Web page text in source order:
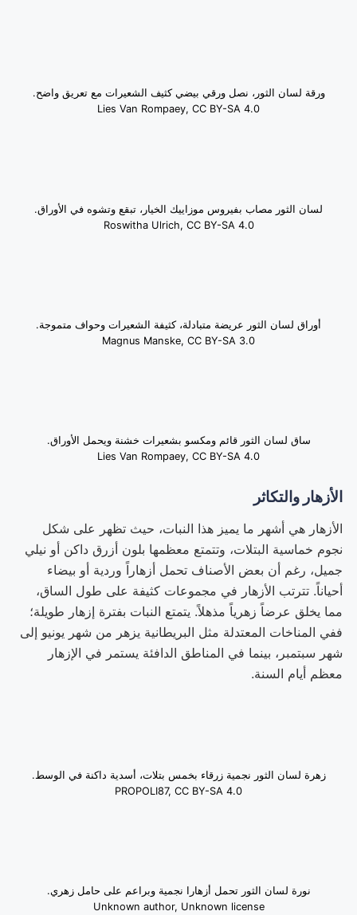
ورقة لسان الثور، نصل ورقي بيضي كثيف الشعيرات مع تعريق واضح.
Lies Van Rompaey, CC BY-SA 4.0
لسان الثور مصاب بفيروس موزاييك الخيار، تبقع وتشوه في الأوراق.
Roswitha Ulrich, CC BY-SA 4.0
أوراق لسان الثور عريضة متبادلة، كثيفة الشعيرات وحواف متموجة.
Magnus Manske, CC BY-SA 3.0
ساق لسان الثور قائم ومكسو بشعيرات خشنة ويحمل الأوراق.
Lies Van Rompaey, CC BY-SA 4.0
الأزهار والتكاثر
الأزهار هي أشهر ما يميز هذا النبات، حيث تظهر على شكل
نجوم خماسية البتلات، وتتمتع معظمها بلون أزرق داكن أو نيلي
جميل، رغم أن بعض الأصناف تحمل أزهاراً وردية أو بيضاء
أحياناً. تترتب الأزهار في مجموعات كثيفة على طول الساق،
مما يخلق عرضاً زهرياً مذهلاً. يتمتع النبات بفترة إزهار طويلة؛
ففي المناخات المعتدلة مثل البريطانية يزهر من شهر يونيو إلى
شهر سبتمبر، بينما في المناطق الدافئة يستمر في الإزهار
معظم أيام السنة.
زهرة لسان الثور نجمية زرقاء بخمس بتلات، أسدية داكنة في الوسط.
PROPOLI87, CC BY-SA 4.0
نورة لسان الثور تحمل أزهارا نجمية وبراعم على حامل زهري.
Unknown author, Unknown license